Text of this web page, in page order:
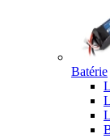
Batérie